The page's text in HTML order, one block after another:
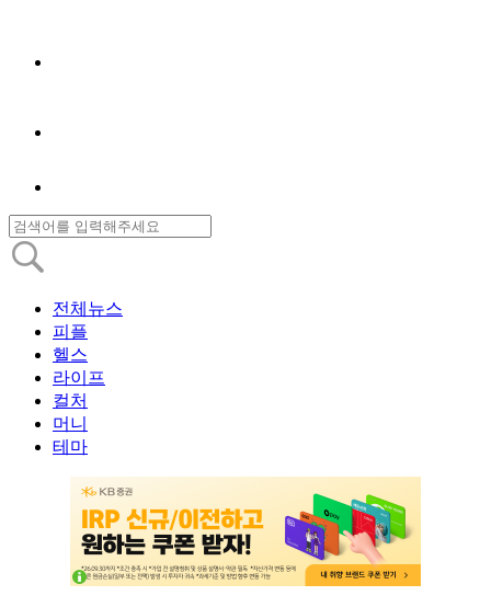
전체뉴스
피플
헬스
라이프
컬처
머니
테마